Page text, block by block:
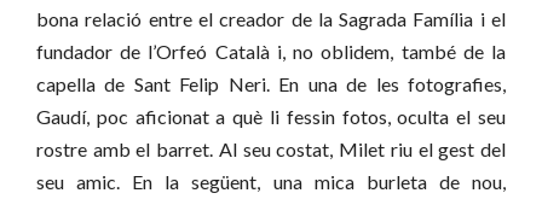
bona relació entre el creador de la Sagrada Família i el
fundador de l’Orfeó Català i, no oblidem, també de la
capella de Sant Felip Neri. En una de les fotografies,
Gaudí, poc aficionat a què li fessin fotos, oculta el seu
rostre amb el barret. Al seu costat, Milet riu el gest del
seu amic. En la següent, una mica burleta de nou,